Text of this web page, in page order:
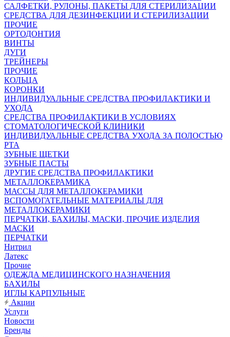
САЛФЕТКИ, РУЛОНЫ, ПАКЕТЫ ДЛЯ СТЕРИЛИЗАЦИИ
СРЕДСТВА ДЛЯ ДЕЗИНФЕКЦИИ И СТЕРИЛИЗАЦИИ
ПРОЧИЕ
ОРТОДОНТИЯ
ВИНТЫ
ДУГИ
ТРЕЙНЕРЫ
ПРОЧИЕ
КОЛЬЦА
КОРОНКИ
ИНДИВИДУАЛЬНЫЕ СРЕДСТВА ПРОФИЛАКТИКИ И
УХОДА
СРЕДСТВА ПРОФИЛАКТИКИ В УСЛОВИЯХ
СТОМАТОЛОГИЧЕСКОЙ КЛИНИКИ
ИНДИВИДУАЛЬНЫЕ СРЕДСТВА УХОДА ЗА ПОЛОСТЬЮ
РТА
ЗУБНЫЕ ЩЕТКИ
ЗУБНЫЕ ПАСТЫ
ДРУГИЕ СРЕДСТВА ПРОФИЛАКТИКИ
МЕТАЛЛОКЕРАМИКА
МАССЫ ДЛЯ МЕТАЛЛОКЕРАМИКИ
ВСПОМОГАТЕЛЬНЫЕ МАТЕРИАЛЫ ДЛЯ
МЕТАЛЛОКЕРАМИКИ
ПЕРЧАТКИ, БАХИЛЫ, МАСКИ, ПРОЧИЕ ИЗДЕЛИЯ
МАСКИ
ПЕРЧАТКИ
Нитрил
Латекс
Прочие
ОДЕЖДА МЕДИЦИНСКОГО НАЗНАЧЕНИЯ
БАХИЛЫ
ИГЛЫ КАРПУЛЬНЫЕ
Акции
Услуги
Новости
Бренды